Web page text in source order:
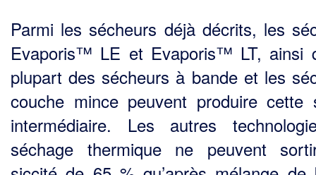
Parmi les sécheurs déjà décrits, les
Evaporis™ LE et Evaporis™ LT, ainsi
plupart des sécheurs à bande et les
couche mince peuvent produire cette
intermédiaire. Les autres
séchage thermique ne peuvent